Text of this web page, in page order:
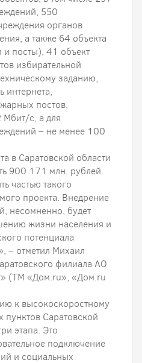
550
органов
а также 64 объекта
посты), 41 объект
избирательной
заданию,
интернета,
постов,
Мбит/с, а для
– не менее 100
в Саратовской области
900 171 млн. рублей.
частью такого
проекта. Внедрение
несомненно, будет
жизни населения и
потенциала
– отметил Михаил
филиала АО
(ТМ «Дом.ru», «Дом.ru
к высокоскоростному
пунктов Саратовской
этапа. Это
подключение
и социальных